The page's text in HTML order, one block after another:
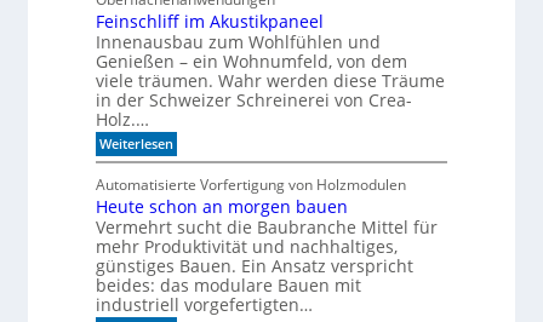
C
-
T
e
c
h
i
k
e
r
t
i
g
u
g
a
f
S
c
h
i
e
n
Feinschliff im Akustikpaneel
Innenausbau zum Wohlfühlen und
Genießen – ein Wohnumfeld, von dem
viele träumen. Wahr werden diese Träume
in der Schweizer Schreinerei von Crea-
Holz.…
Weiterlesen:
F
i
n
s
c
h
l
i
f
Automatisierte Vorfertigung von Holzmodulen
Heute schon an morgen bauen
Vermehrt sucht die Baubranche Mittel für
mehr Produktivität und nachhaltiges,
günstiges Bauen. Ein Ansatz verspricht
beides: das modulare Bauen mit
industriell vorgefertigten…